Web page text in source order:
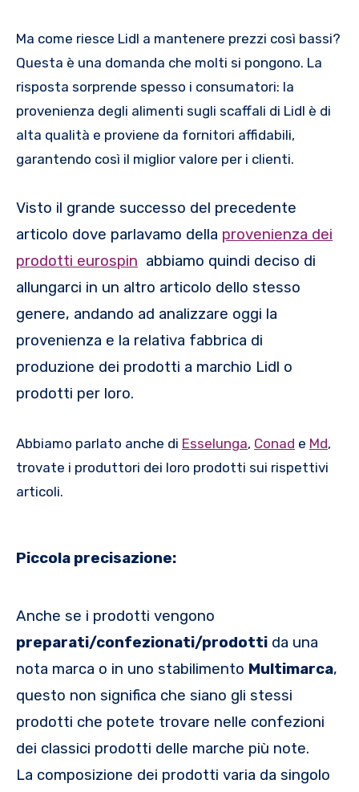
Ma come riesce Lidl a mantenere prezzi così bassi?
Questa è una domanda che molti si pongono. La
risposta sorprende spesso i consumatori: la
provenienza degli alimenti sugli scaffali di Lidl è di
alta qualità e proviene da fornitori affidabili,
garantendo così il miglior valore per i clienti.
Visto il grande successo del precedente
articolo dove parlavamo della provenienza dei
prodotti eurospin abbiamo quindi deciso di
allungarci in un altro articolo dello stesso
genere, andando ad analizzare oggi la
provenienza e la relativa fabbrica di
produzione dei prodotti a marchio Lidl o
prodotti per loro.
Abbiamo parlato anche di Esselunga, Conad e Md,
trovate i produttori dei loro prodotti sui rispettivi
articoli.
Piccola precisazione:
Anche se i prodotti vengono
preparati/confezionati/prodotti da una
nota marca o in uno stabilimento Multimarca,
questo non significa che siano gli stessi
prodotti che potete trovare nelle confezioni
dei classici prodotti delle marche più note.
La composizione dei prodotti varia da singolo